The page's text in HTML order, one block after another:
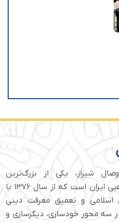
شیراز، یکی از بزرگ‌ترین
مجموعه‌های فرهنگی و مذهبی ایران است که از سال ۱۳۷۶ با
و تعمیق معرفت دینی
سه محور خودسازی، دیگرسازی و